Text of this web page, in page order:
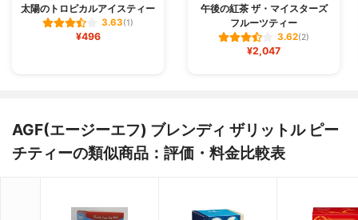
太陽のトロピカルアイスティー
3.63(1)
¥496
午後の紅茶 ザ・マイスターズ
フルーツティー
3.62(2)
¥2,047
AGF(エージーエフ) ブレンディ ザリットル ピー
チティーの類似商品：評価・料金比較表